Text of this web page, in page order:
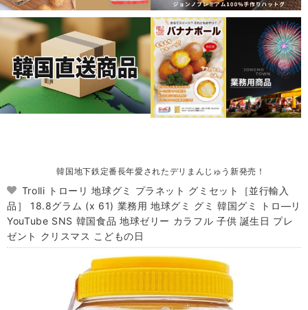
韓国地下鉄定番長年愛されたデリまんじゅう新発売！
Trolli トローリ 地球グミ プラネット グミセット［並行輸入
品］ 18.8グラム (x 61) 業務用 地球グミ グミ 韓国グミ トロ―リ
YouTube SNS 韓国食品 地球ゼリー カラフル 子供 誕生日 プレ
ゼント クリスマス こどもの日